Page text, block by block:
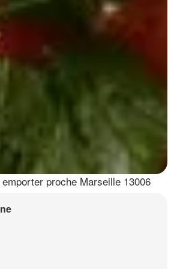
proche Marseille 13006